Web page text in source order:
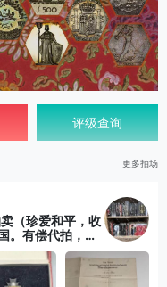
评级查询
更多拍场
（珍爱和平，收
。有偿代拍，送
参拍，关系到运
卖时不回信息，
找我要）